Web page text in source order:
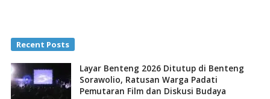
Recent Posts
Layar Benteng 2026 Ditutup di Benteng
Sorawolio, Ratusan Warga Padati
Pemutaran Film dan Diskusi Budaya